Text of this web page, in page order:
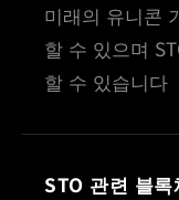
미래의 유니콘
할 수 있으며
할 수 있습니다
STO 관련 블록